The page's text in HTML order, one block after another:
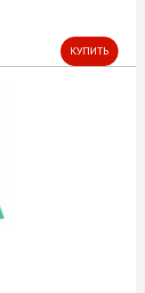
КУПИТЬ